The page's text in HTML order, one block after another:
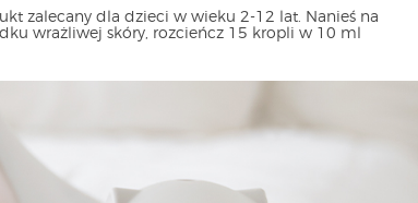
zalecany dla dzieci w wieku 2-12 lat. Nanieś na
wrażliwej skóry, rozcieńcz 15 kropli w 10 ml